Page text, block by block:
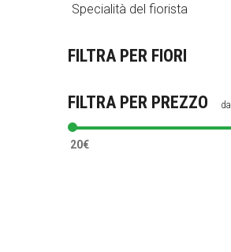
Specialità del fiorista
FILTRA PER FIORI
FILTRA PER PREZZO da
20€